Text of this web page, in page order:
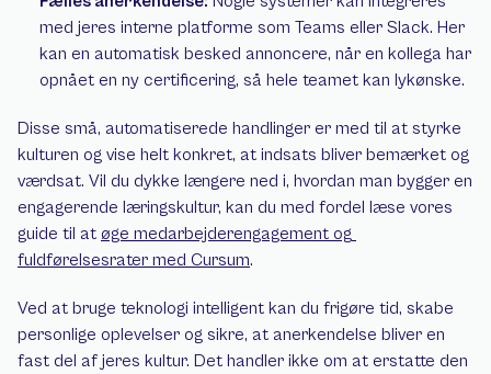
med jeres interne platforme som Teams eller Slack. Her
kan en automatisk besked annoncere, når en kollega har
opnået en ny certificering, så hele teamet kan lykønske.
Disse små, automatiserede handlinger er med til at styrke
kulturen og vise helt konkret, at indsats bliver bemærket og
værdsat. Vil du dykke længere ned i, hvordan man bygger en
engagerende læringskultur, kan du med fordel læse vores
guide til at øge medarbejderengagement og
fuldførelsesrater med Cursum.
Ved at bruge teknologi intelligent kan du frigøre tid, skabe
personlige oplevelser og sikre, at anerkendelse bliver en
fast del af jeres kultur. Det handler ikke om at erstatte den